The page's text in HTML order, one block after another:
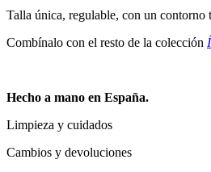
Talla única, regulable, con un contorno
Combínalo con el resto de la colección
Hecho a mano en España.
Limpieza y cuidados
Cambios y devoluciones